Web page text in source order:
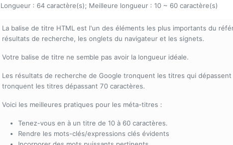
Longueur : 64 caractère(s); Meilleure longueur : 10 ~ 60 caractère(s)
La balise de titre HTML est l'un des éléments les plus importants du
résultats de recherche, les onglets du navigateur et les signets.
Votre balise de titre ne semble pas avoir la longueur idéale.
Les résultats de recherche de Google tronquent les titres qui
tronquent les titres dépassant 70 caractères.
Voici les meilleures pratiques pour les méta-titres :
Tenez-vous en à un titre de 10 à 60 caractères.
Rendre les mots-clés/expressions clés évidents